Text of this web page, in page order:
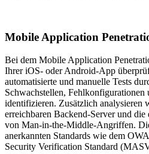
Mobile Application
Bei dem Mobile Application
Ihrer iOS- oder Android-App
automatisierte und manuelle Tests
Schwachstellen, Fehlkonfigurationen
identifizieren. Zusätzlich analysieren
erreichbaren Backend-Server und
von Man-in-the-Middle-Angriffen.
anerkannten Standards wie dem
Security Verification Standard